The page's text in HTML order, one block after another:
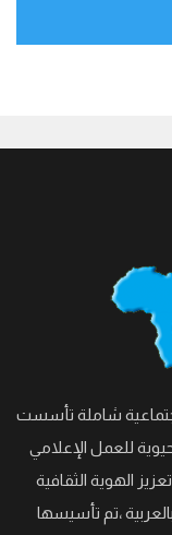
شاملة تأسست
إضافة حيوية للعمل الإعلامي
الهوية الثقافية
،تم تأسيسها